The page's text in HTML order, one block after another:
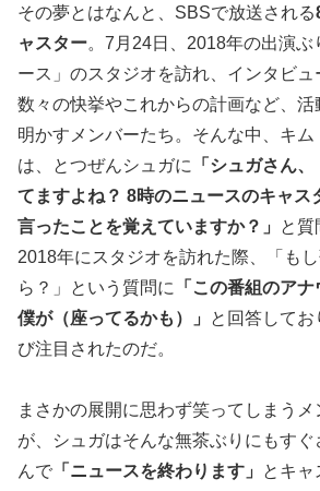
その夢とはなんと、SBSで放送される
ャスター。7月24日、2018年の出演ぶ
ース」のスタジオを訪れ、インタビュ
数々の快挙やこれからの計画など、活
明かすメンバーたち。そんな中、キ
は、とつぜんシュガに
「シュガさん
てますよね？ 8時のニュースのキャス
言ったことを覚えていますか？」
と質
2018年にスタジオを訪れた際、「も
ら？」という質問に
「この番組のア
僕が（座ってるかも）」
と回答して
び注目されたのだ。
まさかの展開に思わず笑ってしまう
が、シュガはそんな無茶ぶりにもすぐ
んで 「ニュースを終わります」
とキャ